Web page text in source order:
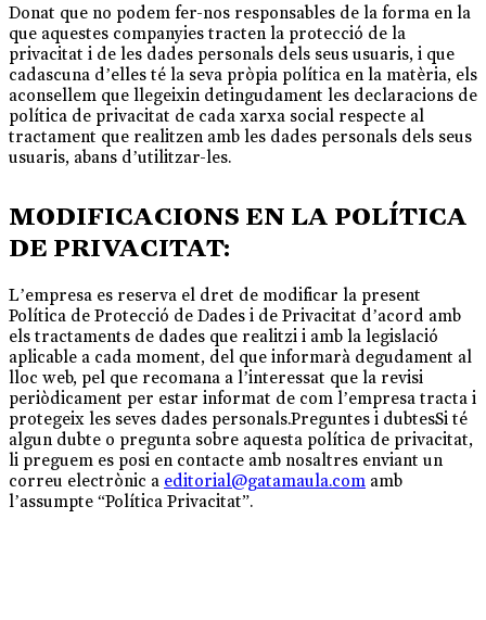
Donat que no podem fer-nos responsables de la forma en la
que aquestes companyies tracten la protecció de la
privacitat i de les dades personals dels seus usuaris, i que
cadascuna d’elles té la seva pròpia política en la matèria, els
aconsellem que llegeixin detingudament les declaracions de
política de privacitat de cada xarxa social respecte al
tractament que realitzen amb les dades personals dels seus
usuaris, abans d’utilitzar-les.
MODIFICACIONS EN LA POLÍTICA
DE PRIVACITAT:
L’empresa es reserva el dret de modificar la present
Política de Protecció de Dades i de Privacitat d’acord amb
els tractaments de dades que realitzi i amb la legislació
aplicable a cada moment, del que informarà degudament al
lloc web, pel que recomana a l’interessat que la revisi
periòdicament per estar informat de com l’empresa tracta i
protegeix les seves dades personals.Preguntes i dubtesSi té
algun dubte o pregunta sobre aquesta política de privacitat,
li preguem es posi en contacte amb nosaltres enviant un
correu electrònic a editorial@gatamaula.com amb
l’assumpte “Política Privacitat”.